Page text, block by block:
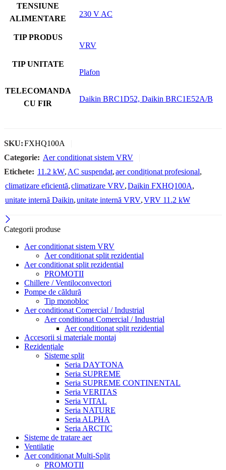
TENSIUNE
ALIMENTARE
230 V AC
TIP PRODUS
VRV
TIP UNITATE
Plafon
TELECOMANDA
CU FIR
Daikin BRC1D52, Daikin BRC1E52A/B
SKU:FXHQ100A
Categorie: Aer conditionat sistem VRV
Etichete: 11.2 kW, AC suspendat,aer condiționat profesional,
climatizare eficientă,climatizare VRV,Daikin FXHQ100A,
unitate internă Daikin,unitate internă VRV,VRV 11.2 kW
Categorii produse
Aer conditionat sistem VRV
Aer conditionat split rezidential
Aer conditionat split rezidential
PROMOTII
Chillere / Ventiloconvectori
Pompe de căldură
Tip monobloc
Aer conditionat Comercial / Industrial
Aer conditionat Comercial / Industrial
Aer conditionat split rezidential
Accesorii si materiale montaj
Rezidențiale
Sisteme split
Seria DAYTONA
Seria SUPREME
Seria SUPREME CONTINENTAL
Seria VERITAS
Seria VITAL
Seria NATURE
Seria ALPHA
Seria ARCTIC
Sisteme de tratare aer
Ventilatie
Aer conditionat Multi-Split
PROMOTII